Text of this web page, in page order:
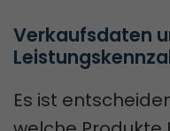
Verkaufsdaten
Es ist